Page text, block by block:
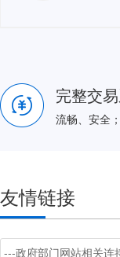
完整交
流畅、安全
友情链接